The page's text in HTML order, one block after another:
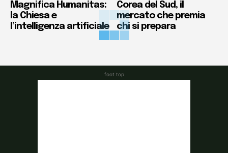
Magnifica Humanitas:
la Chiesa e
l’intelligenza artificiale
Corea del Sud, il
mercato che premia
chi si prepara
foot top